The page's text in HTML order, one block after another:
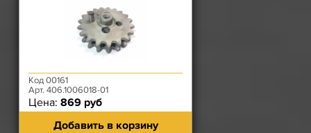
Код 00161
Арт. 406.1006018-01
Цена: 869 руб
Добавить в корзину